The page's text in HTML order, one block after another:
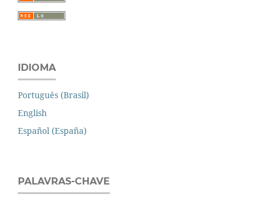
IDIOMA
Português (Brasil)
English
Español (España)
PALAVRAS-CHAVE